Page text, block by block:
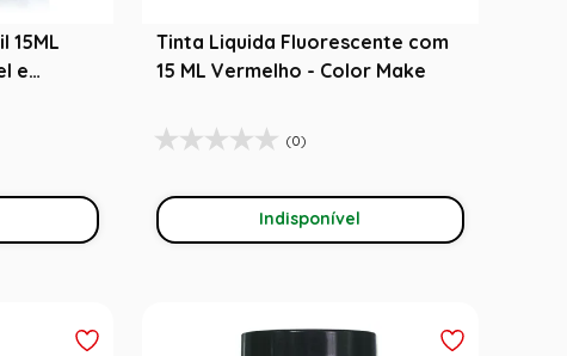
15ML
e
Tinta Liquida Fluorescente com
15 ML Vermelho - Color Make
(0)
Indisponível